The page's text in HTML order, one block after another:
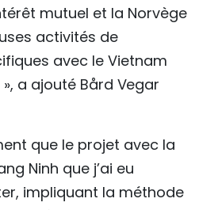
mutuel et la Norvège
activités de
avec le Vietnam
a ajouté Bård Vegar
que le projet avec la
Ninh que j’ai eu
impliquant la méthode